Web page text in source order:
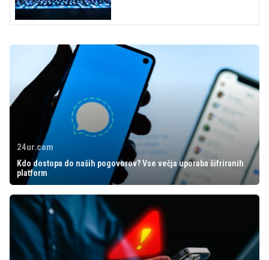
24ur.com
Kdo dostopa do naših pogovorov? Vse večja uporaba šifriranih
platform